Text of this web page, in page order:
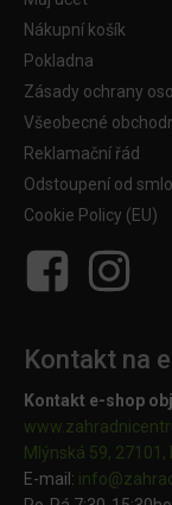
Nákupní košík
Pokladna
Zásady ochrany
Všeobecné
Reklamační řád
Odstoupení od
Cookie Policy (EU)
Kontakt na
Kontakt e-shop
Mlýnská 59, 27101,
E-mail: